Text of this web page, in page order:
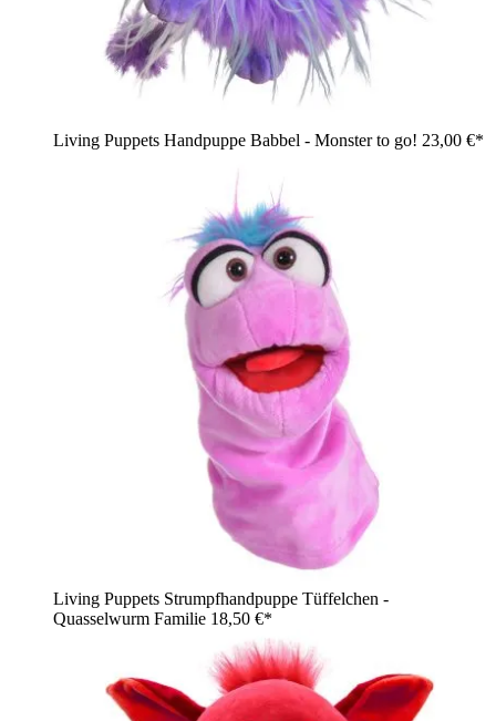
Living Puppets Handpuppe Babbel - Monster to go! 23,00 €*
Living Puppets Strumpfhandpuppe Tüffelchen -
Quasselwurm Familie 18,50 €*